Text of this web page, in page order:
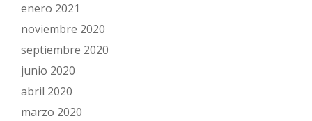
enero 2021
noviembre 2020
septiembre 2020
junio 2020
abril 2020
marzo 2020